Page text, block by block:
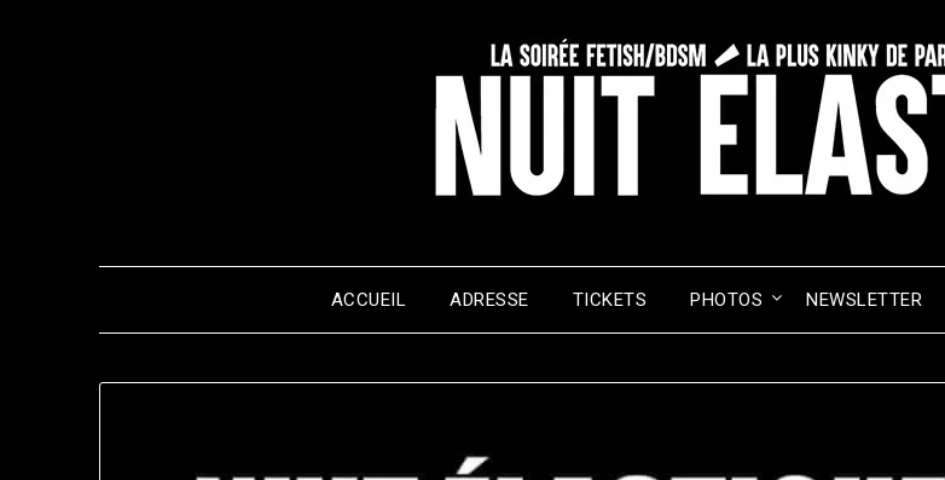
ACCUEIL ADRESSE TICKETS PHOTOS NEWSLETTER